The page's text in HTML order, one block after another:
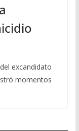
excandidato
momentos